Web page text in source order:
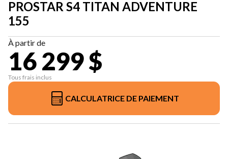
PROSTAR S4 TITAN ADVENTURE
155
À partir de
16 299 $
Tous frais inclus
CALCULATRICE DE PAIEMENT